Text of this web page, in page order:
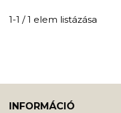
1-1 / 1 elem listázása
INFORMÁCIÓ